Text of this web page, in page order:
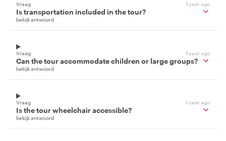
Vraag 1 year ago
Is transportation included in the tour?
bekijk antwoord
Vraag 1 year ago
Can the tour accommodate children or large groups?
bekijk antwoord
Vraag 1 year ago
Is the tour wheelchair accessible?
bekijk antwoord